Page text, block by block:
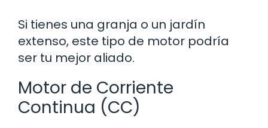
Si tienes una granja o un jardín
extenso, este tipo de motor podría
ser tu mejor aliado.
Motor de Corriente
Continua (CC)